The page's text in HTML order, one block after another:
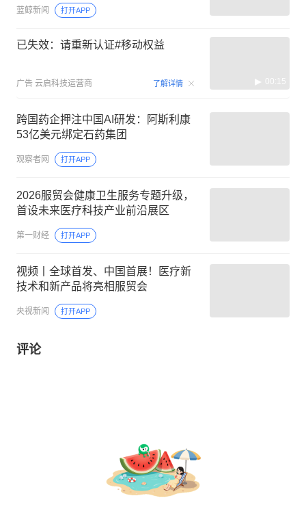
蓝鲸新闻 打开APP
已失效：请重新认证#移动权益
广告 云启科技运营商 了解详情 00:15
跨国药企押注中国AI研发：阿斯利康
53亿美元绑定石药集团
观察者网 打开APP
2026服贸会健康卫生服务专题升级，
首设未来医疗科技产业前沿展区
第一财经 打开APP
视频丨全球首发、中国首展！医疗新
技术和新产品将亮相服贸会
央视新闻 打开APP
评论